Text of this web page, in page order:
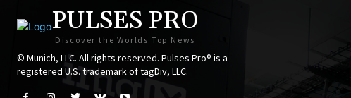
PULSES PRO
Discover the Worlds Top News
© Munich, LLC. All rights reserved. Pulses Pro® is a
registered U.S. trademark of tagDiv, LLC.